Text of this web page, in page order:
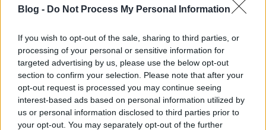
Blog - Do Not Process My Personal Information
If you wish to opt-out of the sale, sharing to third parties, or
processing of your personal or sensitive information for
targeted advertising by us, please use the below opt-out
section to confirm your selection. Please note that after your
opt-out request is processed you may continue seeing
interest-based ads based on personal information utilized by
us or personal information disclosed to third parties prior to
your opt-out. You may separately opt-out of the further
Címkék:előzetes akció kevin macdonald